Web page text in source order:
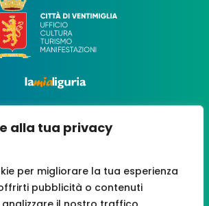
alla tua privacy
per migliorare la tua esperienza
pubblicità o contenuti